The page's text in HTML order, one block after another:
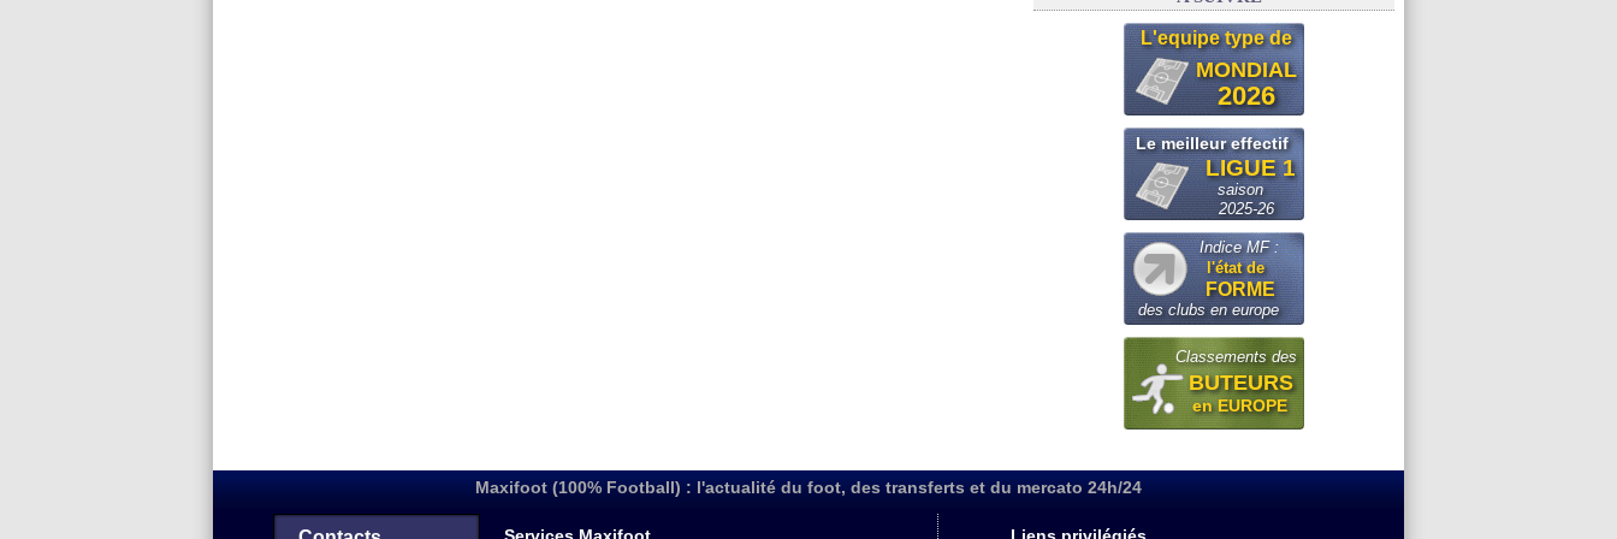
L'equipe type de
MONDIAL
2026
Le meilleur effectif
LIGUE 1
saison
2025-26
Indice MF :
l'état de
FORME
des clubs en europe
Classements des
BUTEURS
en EUROPE
Maxifoot (100% Football) : l'actualité du foot, des transferts et du mercato 24h/24